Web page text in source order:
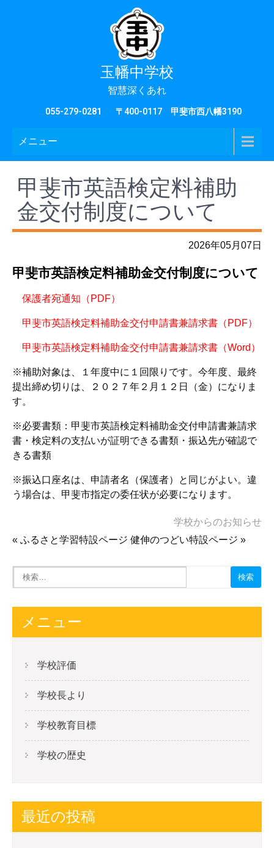
玉幡中学校
智慧深くあれ
055-279-0281 〒400-0117 甲斐市西八幡3190
メニュー
甲斐市英語検定料補助
金交付制度について
2026年05月07日
甲斐市英語検定料補助金交付制度について
保護者宛通知（PDF）
甲斐市英語検定料補助金交付申請書兼請求書（PDF）
甲斐市英語検定料補助金交付申請書兼請求書（Word）
※補助対象は、１年度中に１回限りです。今年度、最終
提出締め切りは、２０２７年２月１２日（金）になりま
す。
※必要書類：甲斐市英語検定料補助金交付申請書兼請求
書・検定料の支払いが証明できる書類・振込先が確認で
きる書類
※振込口座名は、申請者名（保護者）と同じがよい。違
う場合は、甲斐市指定の委任状が必要になります。
学校からのお知らせ
« ふるさと学習特設ページ 健伸のつどい特設ページ »
メニュー
学校評価
学校長より
学校教育目標
学校の歴史
最近の投稿